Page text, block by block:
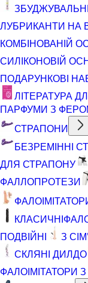
ЛУБРИКАНТИ НА
КОМБІНОВАНІЙ
СИЛІКОНОВІЙ
ПОДАРУНКОВІ
ЛІТЕРАТУРА
ПАРФУМИ З
СТРАПОНИ
БЕЗРЕМІННІ
ДЛЯ СТРАПОНУ
ФАЛЛОПРОТЕЗИ
КЛАСИЧНІ
ПОДВІЙНІ
З
СКЛЯНІ ДИЛДО
ФАЛОІМІТАТОРИ